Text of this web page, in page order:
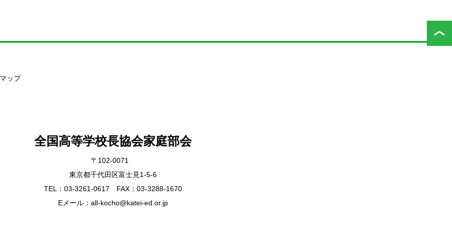
ップ
全国高等学校長協会家庭部会
〒102-0071
東京都千代田区富士見1-5-6
TEL：03-3261-0617 FAX：03-3288-1670
Eメール：all-kocho@katei-ed.or.jp